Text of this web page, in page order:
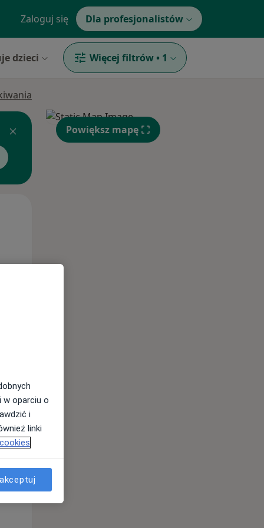
Zaloguj się Dla profesjonalistów
dzieci Więcej filtrów • 1
Śr,
12 Sie
Powiększ mapę
w oparciu o
i
linki